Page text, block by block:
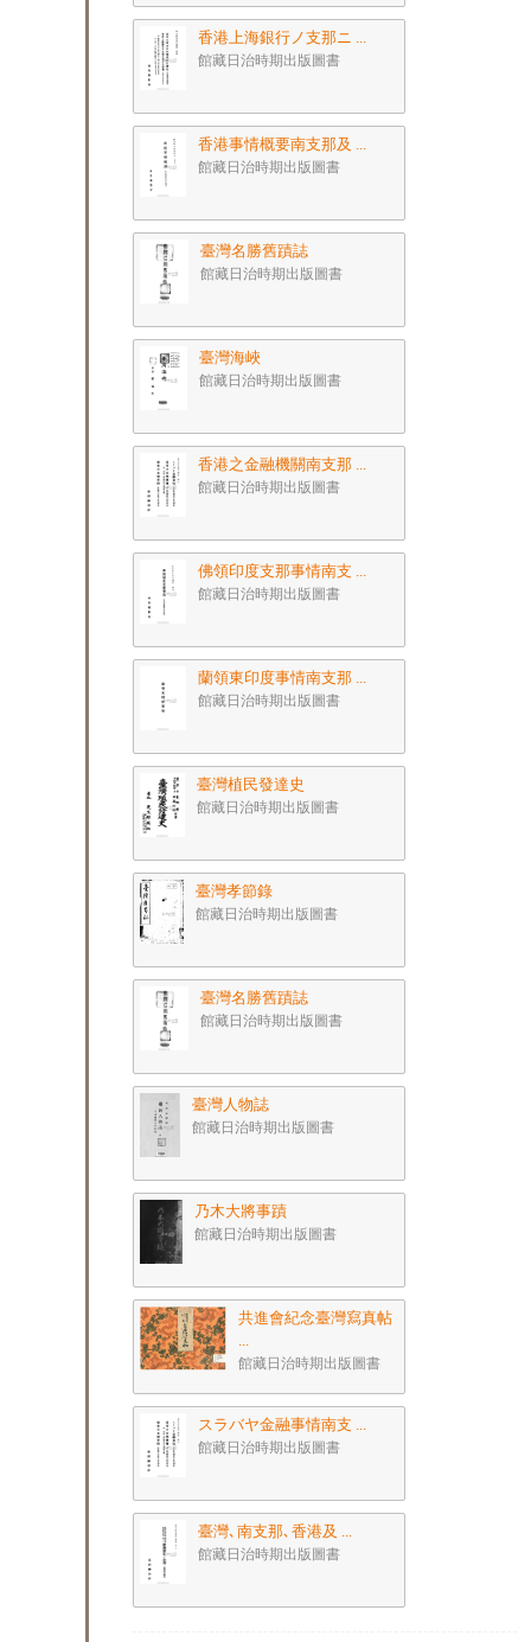
香港上海銀行ノ支那ニ ...
館藏日治時期出版圖書
香港事情概要南支那及 ...
館藏日治時期出版圖書
臺灣名勝舊蹟誌
館藏日治時期出版圖書
臺灣海峽
館藏日治時期出版圖書
香港之金融機關南支那 ...
館藏日治時期出版圖書
佛領印度支那事情南支 ...
館藏日治時期出版圖書
蘭領東印度事情南支那 ...
館藏日治時期出版圖書
臺灣植民發達史
館藏日治時期出版圖書
臺灣孝節錄
館藏日治時期出版圖書
臺灣名勝舊蹟誌
館藏日治時期出版圖書
臺灣人物誌
館藏日治時期出版圖書
乃木大將事蹟
館藏日治時期出版圖書
共進會紀念臺灣寫真帖
...
館藏日治時期出版圖書
スラバヤ金融事情南支 ...
館藏日治時期出版圖書
臺灣､南支那､香港及 ...
館藏日治時期出版圖書